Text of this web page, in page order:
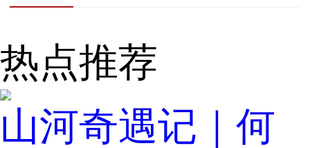
热点推荐
山河奇遇记｜何